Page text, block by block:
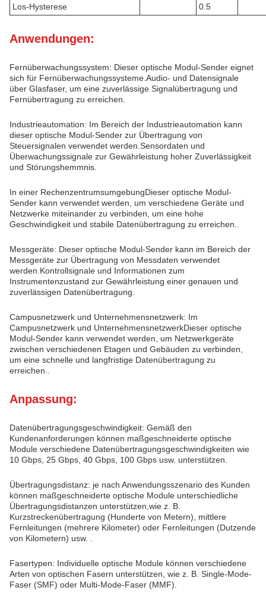
Los-Hysterese 0.5
Anwendungen:
Fernüberwachungssystem: Dieser optische Modul-Sender eignet
sich für Fernüberwachungssysteme.Audio- und Datensignale
über Glasfaser, um eine zuverlässige Signalübertragung und
Fernübertragung zu erreichen.
Industrieautomation: Im Bereich der Industrieautomation kann
dieser optische Modul-Sender zur Übertragung von
Steuersignalen verwendet werden.Sensordaten und
Überwachungssignale zur Gewährleistung hoher Zuverlässigkeit
und Störungshemmnis.
In einer RechenzentrumsumgebungDieser optische Modul-
Sender kann verwendet werden, um verschiedene Geräte und
Netzwerke miteinander zu verbinden, um eine hohe
Geschwindigkeit und stabile Datenübertragung zu erreichen..
Messgeräte: Dieser optische Modul-Sender kann im Bereich der
Messgeräte zur Übertragung von Messdaten verwendet
werden.Kontrollsignale und Informationen zum
Instrumentenzustand zur Gewährleistung einer genauen und
zuverlässigen Datenübertragung.
Campusnetzwerk und Unternehmensnetzwerk: Im
Campusnetzwerk und UnternehmensnetzwerkDieser optische
Modul-Sender kann verwendet werden, um Netzwerkgeräte
zwischen verschiedenen Etagen und Gebäuden zu verbinden,
um eine schnelle und langfristige Datenübertragung zu
erreichen..
Anpassung:
Datenübertragungsgeschwindigkeit: Gemäß den
Kundenanforderungen können maßgeschneiderte optische
Module verschiedene Datenübertragungsgeschwindigkeiten wie
10 Gbps, 25 Gbps, 40 Gbps, 100 Gbps usw. unterstützen.
Übertragungsdistanz: je nach Anwendungsszenario des Kunden
können maßgeschneiderte optische Module unterschiedliche
Übertragungsdistanzen unterstützen,wie z. B.
Kurzstreckenübertragung (Hunderte von Metern), mittlere
Fernleitungen (mehrere Kilometer) oder Fernleitungen (Dutzende
von Kilometern) usw. .
Fasertypen: Individuelle optische Module können verschiedene
Arten von optischen Fasern unterstützen, wie z. B. Single-Mode-
Faser (SMF) oder Multi-Mode-Faser (MMF).